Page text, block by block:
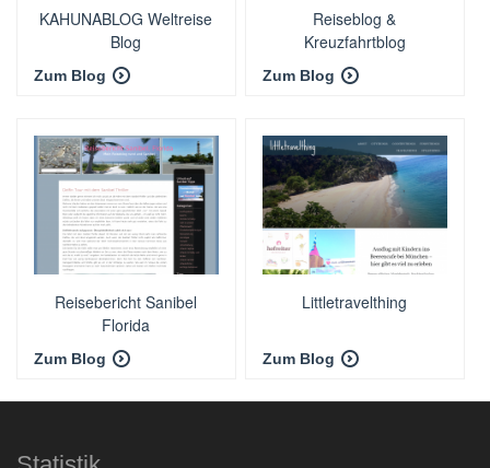
KAHUNABLOG Weltreise
Blog
Zum Blog
Reiseblog &
Kreuzfahrtblog
fernwehblog.net
Zum Blog
Reisebericht Sanibel
Florida
Zum Blog
Littletravelthing
Zum Blog